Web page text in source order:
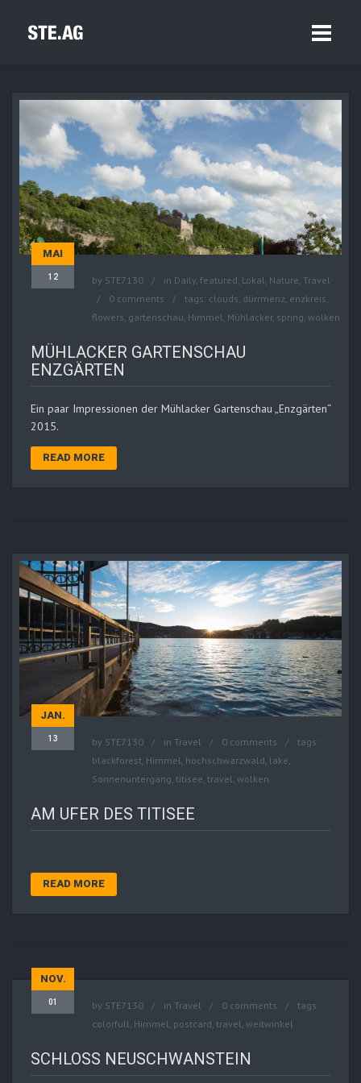
MAI
12 by STE7130 in Daily, featured, Lokal, Nature, Travel
0 comments
tags: clouds, dürrmenz, enzkreis,
flowers, gartenschau, Himmel, Mühlacker, spring, wolken
MÜHLACKER GARTENSCHAU
ENZGÄRTEN
Ein paar Impressionen der Mühlacker Gartenschau „Enzgärten“
2015.
READ MORE
JAN.
13 by STE7130 in Travel 0 comments
tags:
blackforest Himmel hochschwarzwald lake
Sonnenuntergang titisee travel wolken
AM UFER DES TITISEE
READ MORE
NOV.
01 by STE7130 in Travel 0 comments
tags:
colorfull Himmel postcard travel weitwinkel
SCHLOSS NEUSCHWANSTEIN